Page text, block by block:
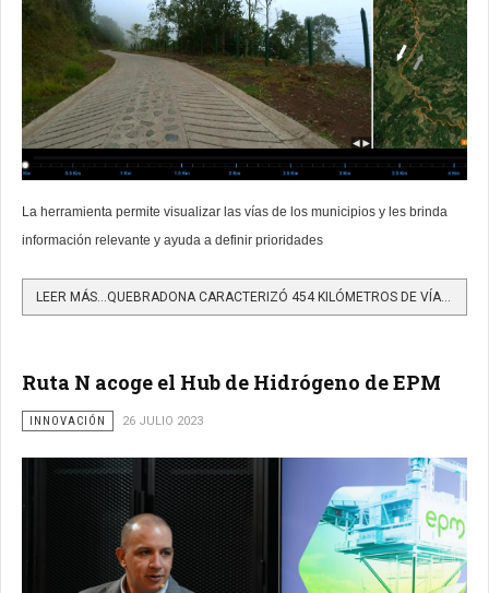
La herramienta permite visualizar las vías de los municipios y les brinda
información relevante y ayuda a definir prioridades
LEER MÁS…QUEBRADONA CARACTERIZÓ 454 KILÓMETROS DE VÍAS TERCIARIAS EN SEIS MUNICIPIOS DEL SUROESTE ANTIOQUEÑO
Ruta N acoge el Hub de Hidrógeno de EPM
INNOVACIÓN 26 JULIO 2023